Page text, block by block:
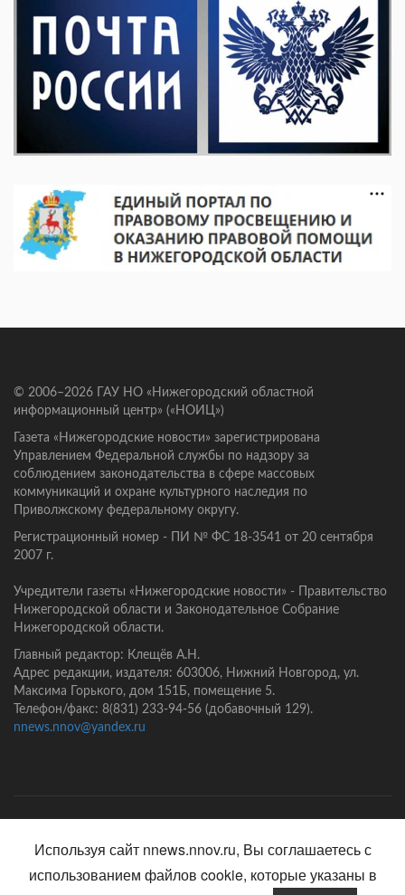
© 2006–2026 ГАУ НО «Нижегородский областной
информационный центр» («НОИЦ»)
Газета «Нижегородские новости» зарегистрирована
Управлением Федеральной службы по надзору за
соблюдением законодательства в сфере массовых
коммуникаций и охране культурного наследия по
Приволжскому федеральному округу.
Регистрационный номер - ПИ № ФС 18-3541 от 20 сентября
2007 г.
Учредители газеты «Нижегородские новости» - Правительство
Нижегородской области и Законодательное Собрание
Нижегородской области.
Главный редактор: Клещёв А.Н.
Адрес редакции, издателя: 603006, Нижний Новгород, ул.
Максима Горького, дом 151Б, помещение 5.
Телефон/факс: 8(831) 233-94-56 (добавочный 129).
nnews.nnov@yandex.ru
Используя сайт nnews.nnov.ru, Вы соглашаетесь с
использованием файлов cookie, которые указаны в